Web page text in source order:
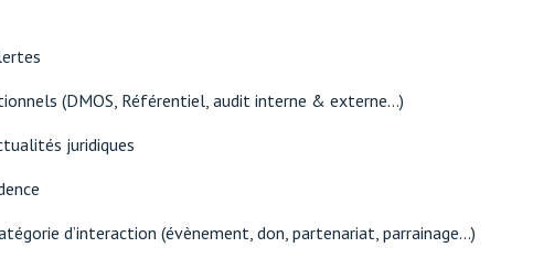
(DMOS, Référentiel, audit interne & externe...)
juridiques
d’interaction (évènement, don, partenariat, parrainage...)